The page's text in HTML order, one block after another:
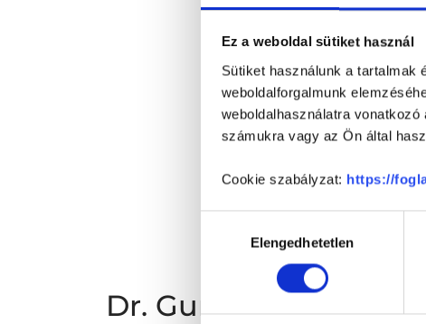
Ez a weboldal sütiket használ
Sütiket használunk a tartalmak
weboldalforgalmunk
weboldalhasználatra
számukra vagy az Ön által
Cookie szabályzat: https://
kiválasztásaElengedhetetlen
Dr. Gundrum Beáta